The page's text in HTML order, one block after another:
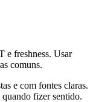
e freshness. Usar
comuns.
e com fontes claras.
fizer sentido.